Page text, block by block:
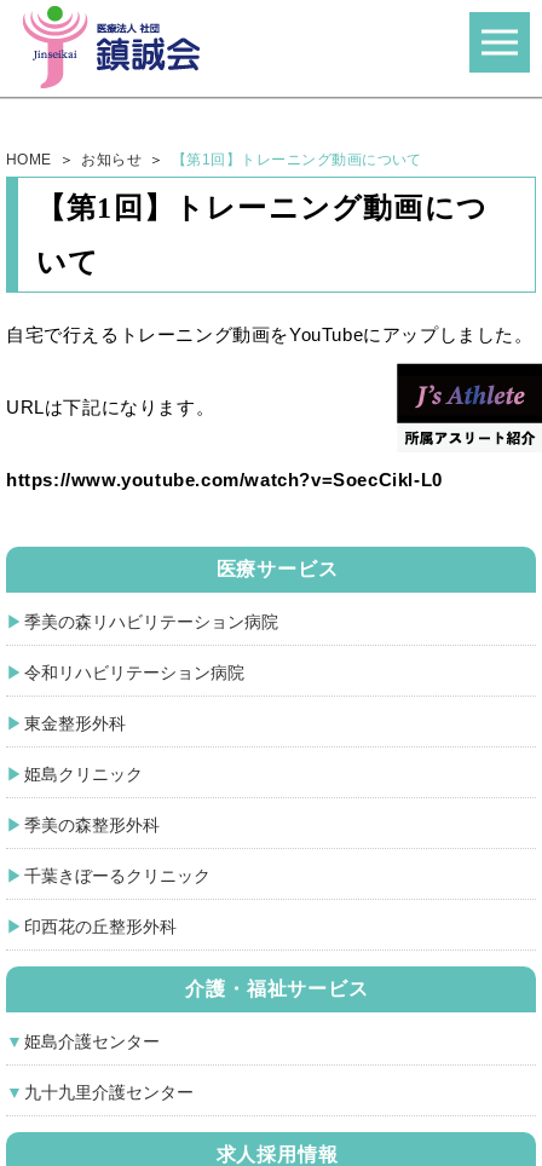
HOME お知らせ 【第1回】トレーニング動画について
【第1回】トレーニング動画につ
いて
自宅で行えるトレーニング動画をYouTubeにアップしました。
URLは下記になります。
https://www.youtube.com/watch?v=SoecCikl-L0
医療サービス
季美の森リハビリテーション病院
令和リハビリテーション病院
東金整形外科
姫島クリニック
季美の森整形外科
千葉きぼーるクリニック
印西花の丘整形外科
介護・福祉サービス
姫島介護センター
九十九里介護センター
求人採用情報